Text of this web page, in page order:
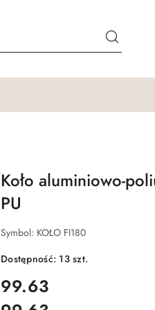
Koło aluminiowo-
PU
Symbol: KOŁO FI180
Dostępność: 13szt.
cena:
99.63